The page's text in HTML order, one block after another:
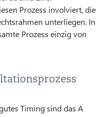
Prozess involviert, die
unterliegen. In
Prozess einzig von
Timing sind das A